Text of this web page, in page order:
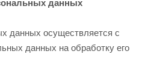
данных
данных осуществляется с
данных на обработку его